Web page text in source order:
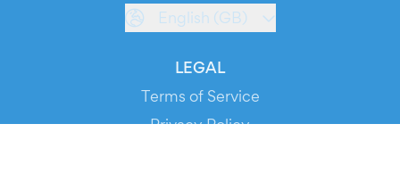
English (GB)
LEGAL
Terms of Service
Privacy Policy